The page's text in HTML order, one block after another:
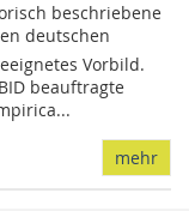
beschriebene
deutschen
Vorbild.
beauftragte
mehr